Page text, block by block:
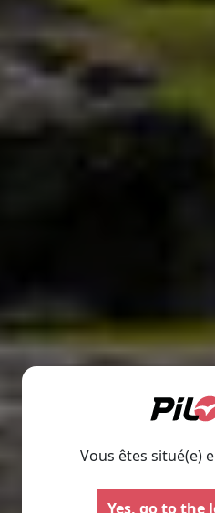
Vous êtes situé(e)
Yes, go to the